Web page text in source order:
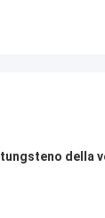
della